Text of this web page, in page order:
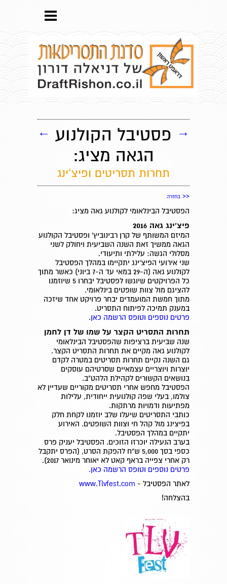
פסטיבל הקולנוע
הגאה מציג:
תחרות תסריטים ופיצ'ינג
← →
<< בחזרה
הפסטיבל הבינלאומי לקולנוע גאה מציג:
פיצ'ינג גאה 2016
המיזם המשותף של קרן רבינוביץ' ופסטיבל הקולנוע
הגאה ממשיך זאת השנה השביעית ויחולק לשני
מסלולי הגשה: עלילתי ותיעודי.
שני אירועי הפיצ'ינג יתקיימו במהלך הפסטיבל
לקולנוע גאה (ה-29 במאי עד ה-7 ביוני) כאשר מתוך
כל הפרויקטים שיוגשו לפסטיבל יבחרו 5 שיוזמנו
להציגם מול צוות שופטים בינלאומי.
מתוך חמשת המועמדים יבחר פרויקט אחד שיזכה
במענק תמיכה לפיתוח התסריט.
פרטים נוספים וטופס הרשמה כאן.
תחרות התסריט הקצר על שמו של דן לחמן
שנה שביעית ברציפות שהפסטיבל הבינלאומי
לקולנוע גאה מקיים את תחרות התסריט הקצר.
גם השנה נקיים תחרות תסריטים במטרה לקדם
יוצרות ויוצריים עצמאיים שסרטיהם עוסקים
בנושאים הקשורים לקהילת הלהט"ב.
הפסטיבל מחפש אחרי תסריטים מקוריים שעדיין לא
צולמו, בעלי שפה קולנועית ייחודית, עלילות
מפתיעות ודמויות מרתקות.
כותבי התסריטים שיעלו שלב יוזמנו לקחת חלק
בפיצינג מול קהל חי וצוות השופטים. האירוע
יתקיים במהלך הפסטיבל.
בערב הנעילה יוכרזו הזוכים. הפסטיבל יעניק פרס
כספי בסך 5,000 ש"ח להפקת הסרט, (הפרס יתקבל
רק אחרי צפייה בראף קאט לא יאוחר מינואר 2017).
פרטים נוספים וטופס הרשמה כאן.
לאתר הפסטיבל - www.Tlvfest.com
בהצלחה!